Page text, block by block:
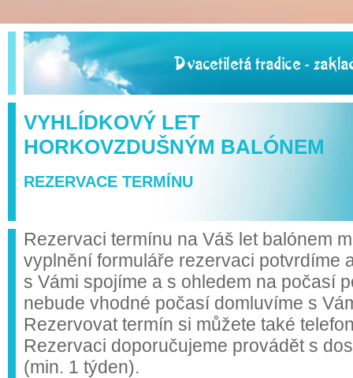
VYHLÍDKOVÝ LET
HORKOVZDUŠNÝM BALÓNEM
REZERVACE TERMÍNU
Rezervaci termínu na Váš let balónem
vyplnění formuláře rezervaci potvrdíme
s Vámi spojíme a s ohledem na počasí
nebude vhodné počasí domluvíme s
Rezervovat termín si můžete také
Rezervaci doporučujeme provádět s
(min. 1 týden).